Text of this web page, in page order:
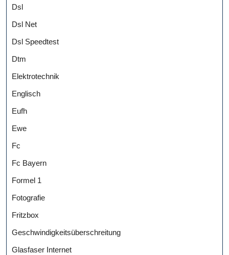
Dsl
Dsl Net
Dsl Speedtest
Dtm
Elektrotechnik
Englisch
Eufh
Ewe
Fc
Fc Bayern
Formel 1
Fotografie
Fritzbox
Geschwindigkeitsüberschreitung
Glasfaser Internet